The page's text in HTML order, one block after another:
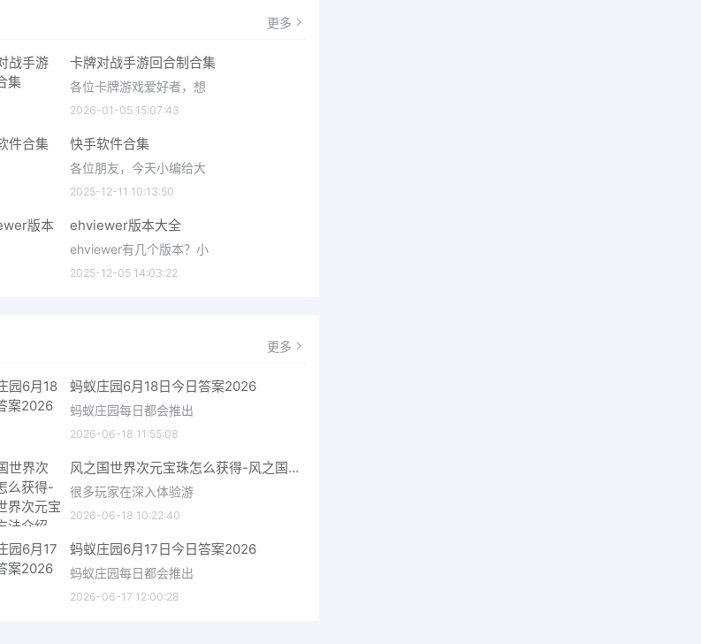
更多
卡牌对战手游回合制合集
各位卡牌游戏爱好者，想
2026-01-05 15:07:43
快手软件合集
各位朋友，今天小编给大
2025-12-11 10:13:50
ehviewer版本大全
ehviewer有几个版本？小
2025-12-05 14:03:22
更多
蚂蚁庄园6月18日今日答案2026
蚂蚁庄园每日都会推出
2026-06-18 11:55:08
风之国世界次元宝珠怎么获得-风之国世界次元宝珠获取方法介绍
很多玩家在深入体验游
2026-06-18 10:22:40
蚂蚁庄园6月17日今日答案2026
蚂蚁庄园每日都会推出
2026-06-17 12:00:28